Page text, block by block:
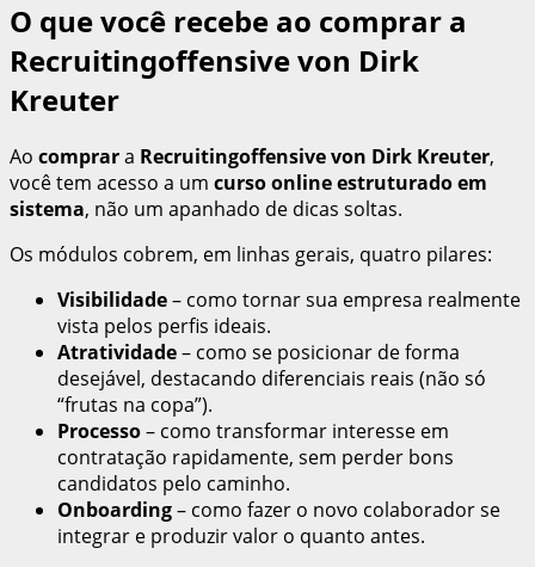
O que você recebe ao comprar a
Recruitingoffensive von Dirk
Kreuter
Ao comprara Recruitingoffensive von Dirk Kreuter,
você tem acesso a um curso online estruturado em
sistema, não um apanhado de dicas soltas.
Os módulos cobrem, em linhas gerais, quatro pilares:
Visibilidade– como tornar sua empresa realmente
vista pelos perfis ideais.
Atratividade– como se posicionar de forma
desejável, destacando diferenciais reais (não só
“frutas na copa”).
Processo– como transformar interesse em
contratação rapidamente, sem perder bons
candidatos pelo caminho.
Onboarding– como fazer o novo colaborador se
integrar e produzir valor o quanto antes.